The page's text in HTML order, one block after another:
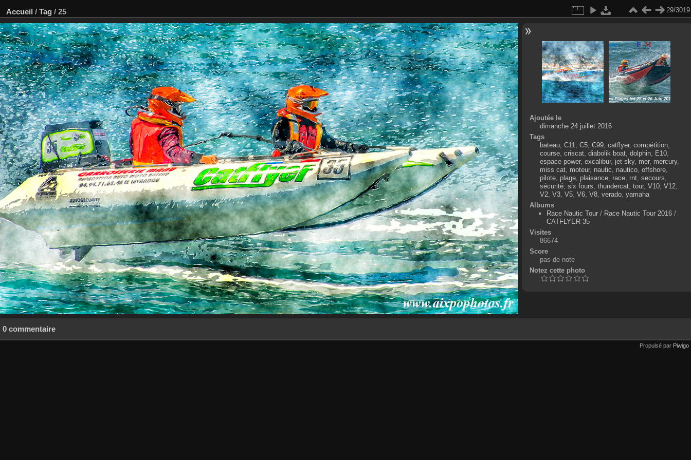
Accueil / Tag / 25 29/3019
Ajoutée le
dimanche 24 juillet 2016
Tags
bateau, C11, C5, C99, catflyer, compétition,
course, criscat, diabolik boat, dolphin, E10,
espace power, excalibur, jet sky, mer, mercury,
miss cat, moteur, nautic, nautico, offshore,
pilote, plage, plaisance, race, rnt, secours,
sécurité, six fours, thundercat, tour, V10, V12,
V2, V3, V5, V6, V8, verado, yamaha
Albums
Race Nautic Tour/ Race Nautic Tour 2016/
CATFLYER 35
Visites
86674
Score
pas de note
Notez cette photo
0 commentaire
Propulsé par Piwigo